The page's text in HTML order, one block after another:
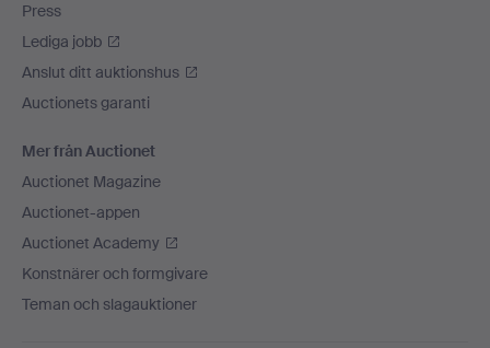
Press
Lediga jobb
Anslut ditt auktionshus
Auctionets garanti
Mer från Auctionet
Auctionet Magazine
Auctionet-appen
Auctionet Academy
Konstnärer och formgivare
Teman och slagauktioner